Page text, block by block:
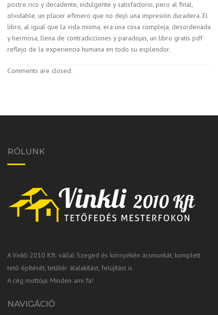
postre rico y decadente, indulgente y satisfactorio, pero al final,
olvidable, un placer efímero que no dejó una impresión duradera. El
libro, al igual que la vida misma, era una cosa compleja, desordenada
y hermosa, llena de contradicciones y paradojas, un libro gratis pdf
reflejo de la experiencia humana en todo su esplendor.
Comments are closed.
RÓLUNK
A Vinkli 2010 Kft. vállal Szeged és környékén ácsmunkát, komplett
tető építését, tetőtér átalakítást, felújítást is.
A cég mottója: Minden ami fa!
NAVIGÁCIÓ